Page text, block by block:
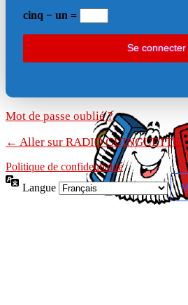
cinq − un =
Mot de passe oublié ?
← Aller sur RADIO GUINGUETTE
Politique de confidentialité
Langue